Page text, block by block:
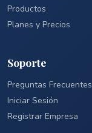
Productos
Planes y Precios
Soporte
Preguntas Frecuentes
Iniciar Sesión
Registrar Empresa